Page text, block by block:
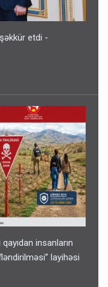
etdi -
insanların
layihəsi